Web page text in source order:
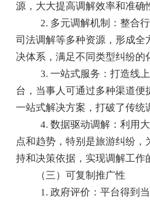
源，大大提高调解效率和准确
2. 多元调解机制：整合
司法调解等多种资源，形成全
决体系，满足不同类型纠纷的
3. 一站式服务：打造线
台，当事人可通过多种渠道便
一站式解决方案，打破了传统
4. 数据驱动调解：利用
点和趋势，特别是旅游纠纷，
持和决策依据，实现调解工作
（三）可复制推广性
1. 政府评价：平台得到